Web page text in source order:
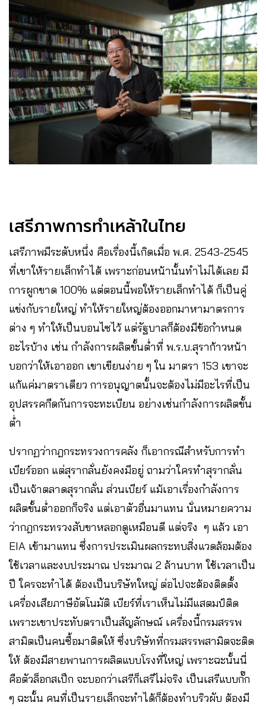
เสรีภาพการทำเหล้าในไทย
เสรีภาพมีระดับหนึ่ง คือเรื่องนี้เกิดเมื่อ พ.ศ. 2543-2545
ที่เขาให้รายเล็กทำได้ เพราะก่อนหน้านั้นทำไม่ได้เลย มี
การผูกขาด 100% แต่ตอนนี้พอให้รายเล็กทำได้ ก็เป็นคู่
แข่งกับรายใหญ่ ทำให้รายใหญ่ต้องออกมาหามาตรการ
ต่าง ๆ ทำให้เป็นบอนไซไว้ แต่รัฐบาลก็ต้องมีข้อกำหนด
อะไรบ้าง เช่น กำลังการผลิตขั้นต่ำที่ พ.ร.บ.สุราก้าวหน้า
บอกว่าให้เอาออก เขาเขียนง่าย ๆ ใน มาตรา 153 เขาจะ
แก้แค่มาตราเดียว การอนุญาตนั้นจะต้องไม่มีอะไรที่เป็น
อุปสรรคกีดกันการจะทะเบียน อย่างเช่นกำลังการผลิตขั้น
ต่ำ
ปรากฏว่ากฎกระทรวงการคลัง ก็เอากรณีสำหรับการทำ
เบียร์ออก แต่สุรากลั่นยังคงมีอยู่ ถามว่าใครทำสุรากลั่น
เป็นเจ้าตลาดสุรากลั่น ส่วนเบียร์ แม้เอาเรื่องกำลังการ
ผลิตขั้นต่ำออกก็จริง แต่เอาตัวอื่นมาแทน นั่นหมายความ
ว่ากฎกระทรวงสับขาหลอกดูเหมือนดี แต่จริง ๆ แล้ว เอา
EIA เข้ามาแทน ซึ่งการประเมินผลกระทบสิ่งแวดล้อมต้อง
ใช้เวลาและงบประมาณ ประมาณ 2 ล้านบาท ใช้เวลาเป็น
ปี ใครจะทำได้ ต้องเป็นบริษัทใหญ่ ต่อไปจะต้องติดตั้ง
เครื่องเสียภาษีอัตโนมัติ เบียร์ที่เราเห็นไม่มีแสตมป์ติด
เพราะเขาประทับตราเป็นสัญลักษณ์ เครื่องนี้กรมสรรพ
สามิตเป็นคนซื้อมาติดให้ ซึ่งบริษัทที่กรมสรรพสามิตจะติด
ให้ ต้องมีสายพานการผลิตแบบโรงที่ใหญ่ เพราะฉะนั้นนี่
คือตัวล็อกสเป็ก จะบอกว่าเสรีก็เสรีไม่จริง เป็นเสรีแบบกั๊ก
ๆ ฉะนั้น คนที่เป็นรายเล็กจะทำได้ก็ต้องทำบริวผับ ต้องมี